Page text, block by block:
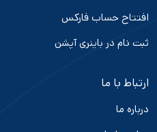
افتتاح حساب فارکس
ثبت نام در باینری آپشن
ارتباط با ما
درباره ما